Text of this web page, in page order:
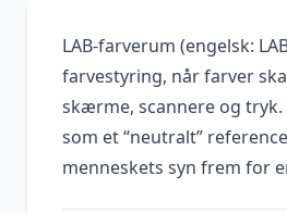
LAB-farverum (engelsk:
farvestyring, når farver
skærme, scannere og
som et “neutralt”
menneskets syn frem for